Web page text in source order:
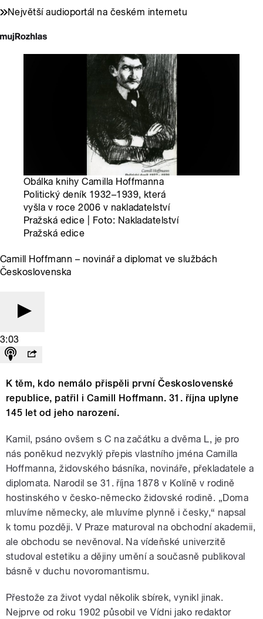
Největší audioportál na českém internetu
Obálka knihy Camilla Hoffmanna
Politický deník 1932–1939, která
vyšla v roce 2006 v nakladatelství
Pražská edice | Foto: Nakladatelství
Pražská edice
Camill Hoffmann – novinář a diplomat ve službách
Československa
3:03
K těm, kdo nemálo přispěli první Československé
republice, patřil i Camill Hoffmann. 31. října uplyne
145 let od jeho narození.
Kamil, psáno ovšem s C na začátku a dvěma L, je pro
nás poněkud nezvyklý přepis vlastního jména Camilla
Hoffmanna, židovského básníka, novináře, překladatele a
diplomata. Narodil se 31. října 1878 v Kolíně v rodině
hostinského v česko-německo židovské rodině. „Doma
mluvíme německy, ale mluvíme plynně i česky,“ napsal
k tomu později. V Praze maturoval na obchodní akademii,
ale obchodu se nevěnoval. Na vídeňské univerzitě
studoval estetiku a dějiny umění a současně publikoval
básně v duchu novoromantismu.
Přestože za život vydal několik sbírek, vynikl jinak.
Nejprve od roku 1902 působil ve Vídni jako redaktor